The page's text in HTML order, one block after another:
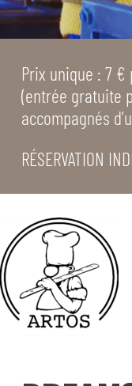
Prix unique : 7
(entrée gratuite
accompagnés
RÉSERVATION